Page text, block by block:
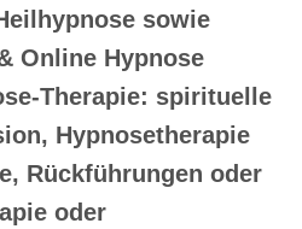
sowie
Online Hypnose
Therapie: spirituelle
Hypnosetherapie
Rückführungen oder
oder